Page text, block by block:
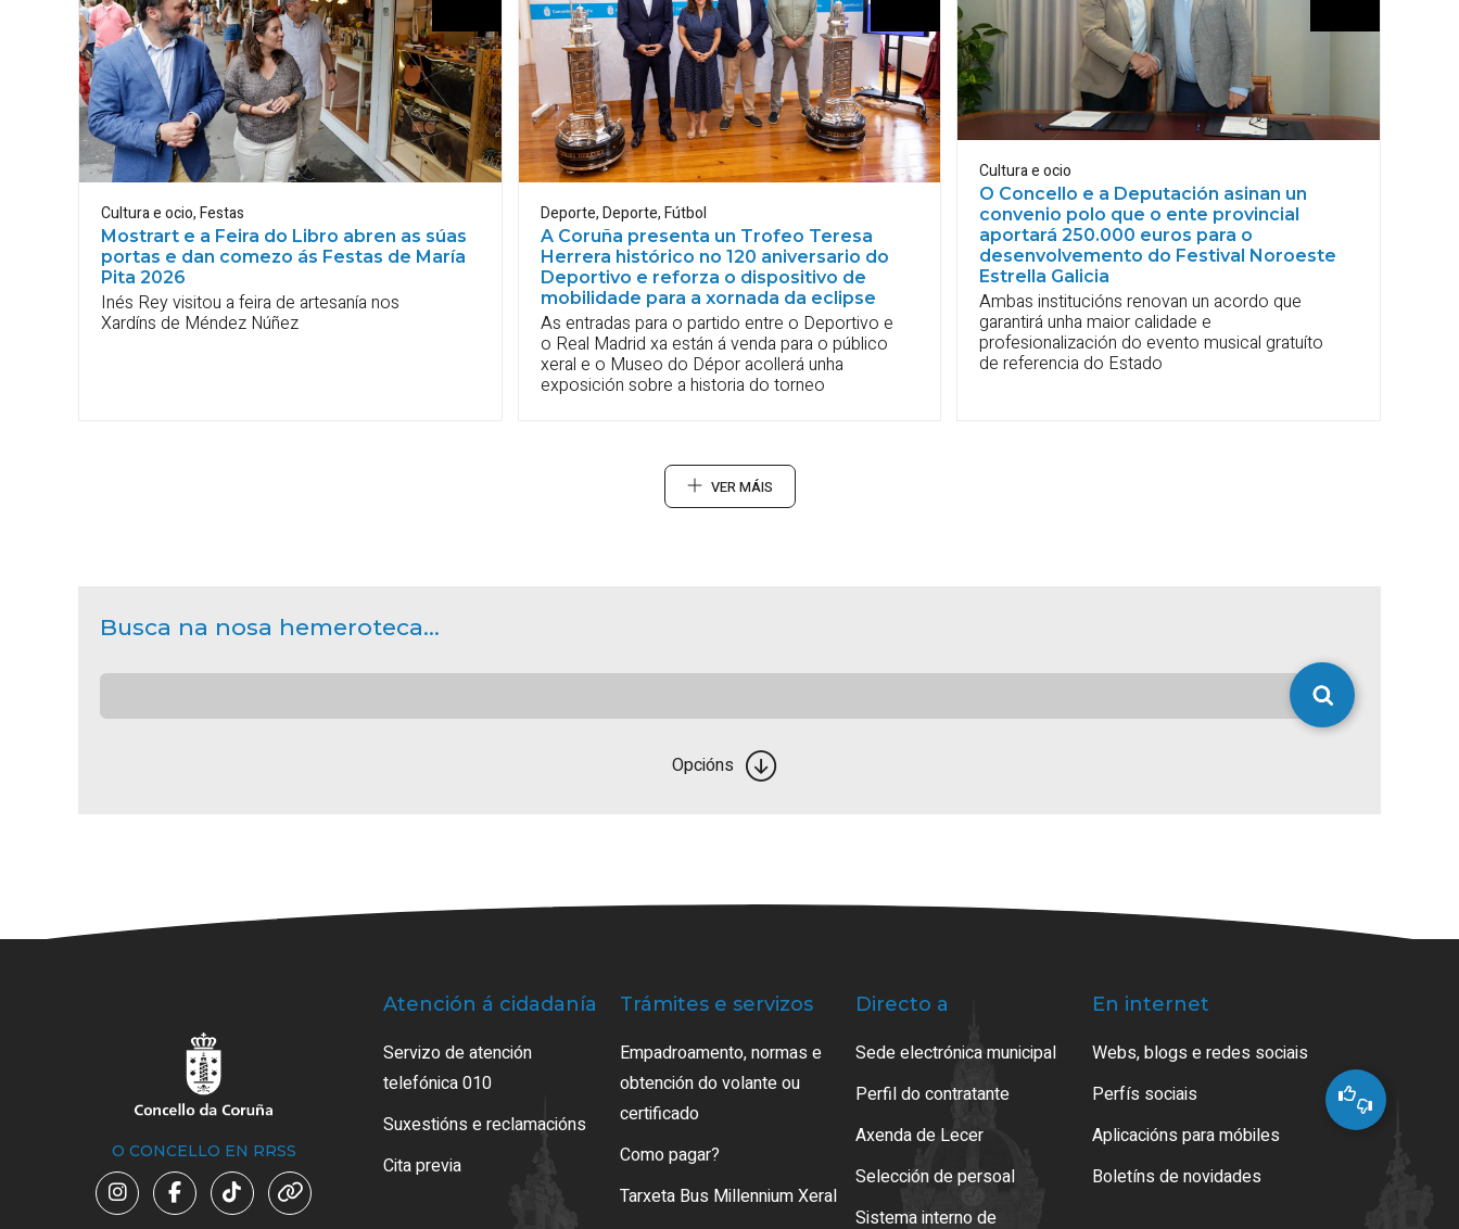
Cultura e ocio,Festas
Mostrart e a Feira do Libro abren as súas
portas e dan comezo ás Festas de María
Pita 2026
Inés Rey visitou a feira de artesanía nos
Xardíns de Méndez Núñez
Deporte,Deporte,Fútbol
A Coruña presenta un Trofeo Teresa
Herrera histórico no 120 aniversario do
Deportivo e reforza o dispositivo de
mobilidade para a xornada da eclipse
As entradas para o partido entre o Deportivo e
o Real Madrid xa están á venda para o público
xeral e o Museo do Dépor acollerá unha
exposición sobre a historia do torneo
Cultura e ocio
O Concello e a Deputación asinan un
convenio polo que o ente provincial
aportará 250.000 euros para o
desenvolvemento do Festival Noroeste
Estrella Galicia
Ambas institucións renovan un acordo que
garantirá unha maior calidade e
profesionalización do evento musical gratuíto
de referencia do Estado
VER MÁIS
Busca na nosa hemeroteca...
Opcións
O CONCELLO EN RRSS
Atención á cidadanía
Servizo de atención
telefónica 010
Suxestións e reclamacións
Cita previa
Trámites e servizos
Empadroamento, normas e
obtención do volante ou
certificado
Como pagar?
Tarxeta Bus Millennium Xeral
Directo a
Sede electrónica municipal
Perfil do contratante
Axenda de Lecer
Selección de persoal
Sistema interno de
En internet
Webs, blogs e redes sociais
Perfís sociais
Aplicacións para móbiles
Boletíns de novidades